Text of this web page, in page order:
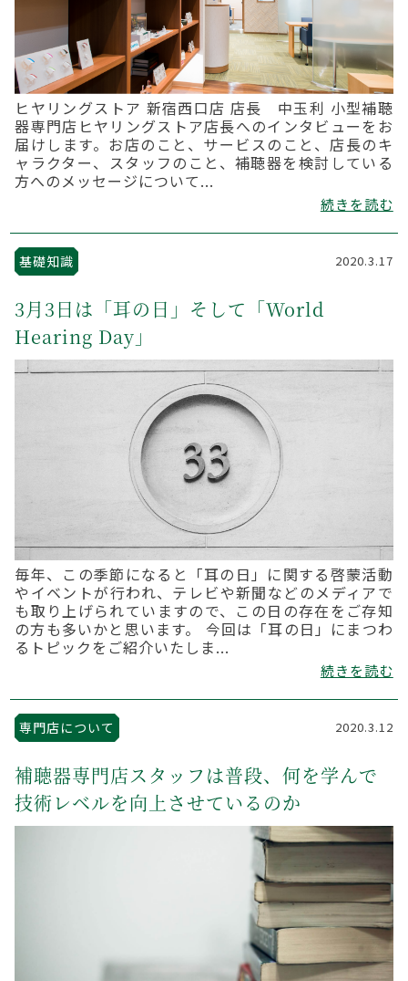
ヒヤリングストア 新宿西口店 店長 中玉利 小型補聴
器専門店ヒヤリングストア店長へのインタビューをお
届けします。お店のこと、サービスのこと、店長のキ
ャラクター、スタッフのこと、補聴器を検討している
方へのメッセージについて...
続きを読む
基礎知識 2020.3.17
3月3日は「耳の日」そして「World
Hearing Day」
毎年、この季節になると「耳の日」に関する啓蒙活動
やイベントが行われ、テレビや新聞などのメディアで
も取り上げられていますので、この日の存在をご存知
の方も多いかと思います。 今回は「耳の日」にまつわ
るトピックをご紹介いたしま...
続きを読む
専門店について 2020.3.12
補聴器専門店スタッフは普段、何を学んで
技術レベルを向上させているのか